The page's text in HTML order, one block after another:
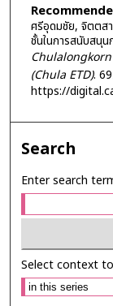
ศรีอุดมชัย, จิตตสา
ชั้นในการสนับสนุ
(Chula ETD).
https://
Search
Enter search
Select context